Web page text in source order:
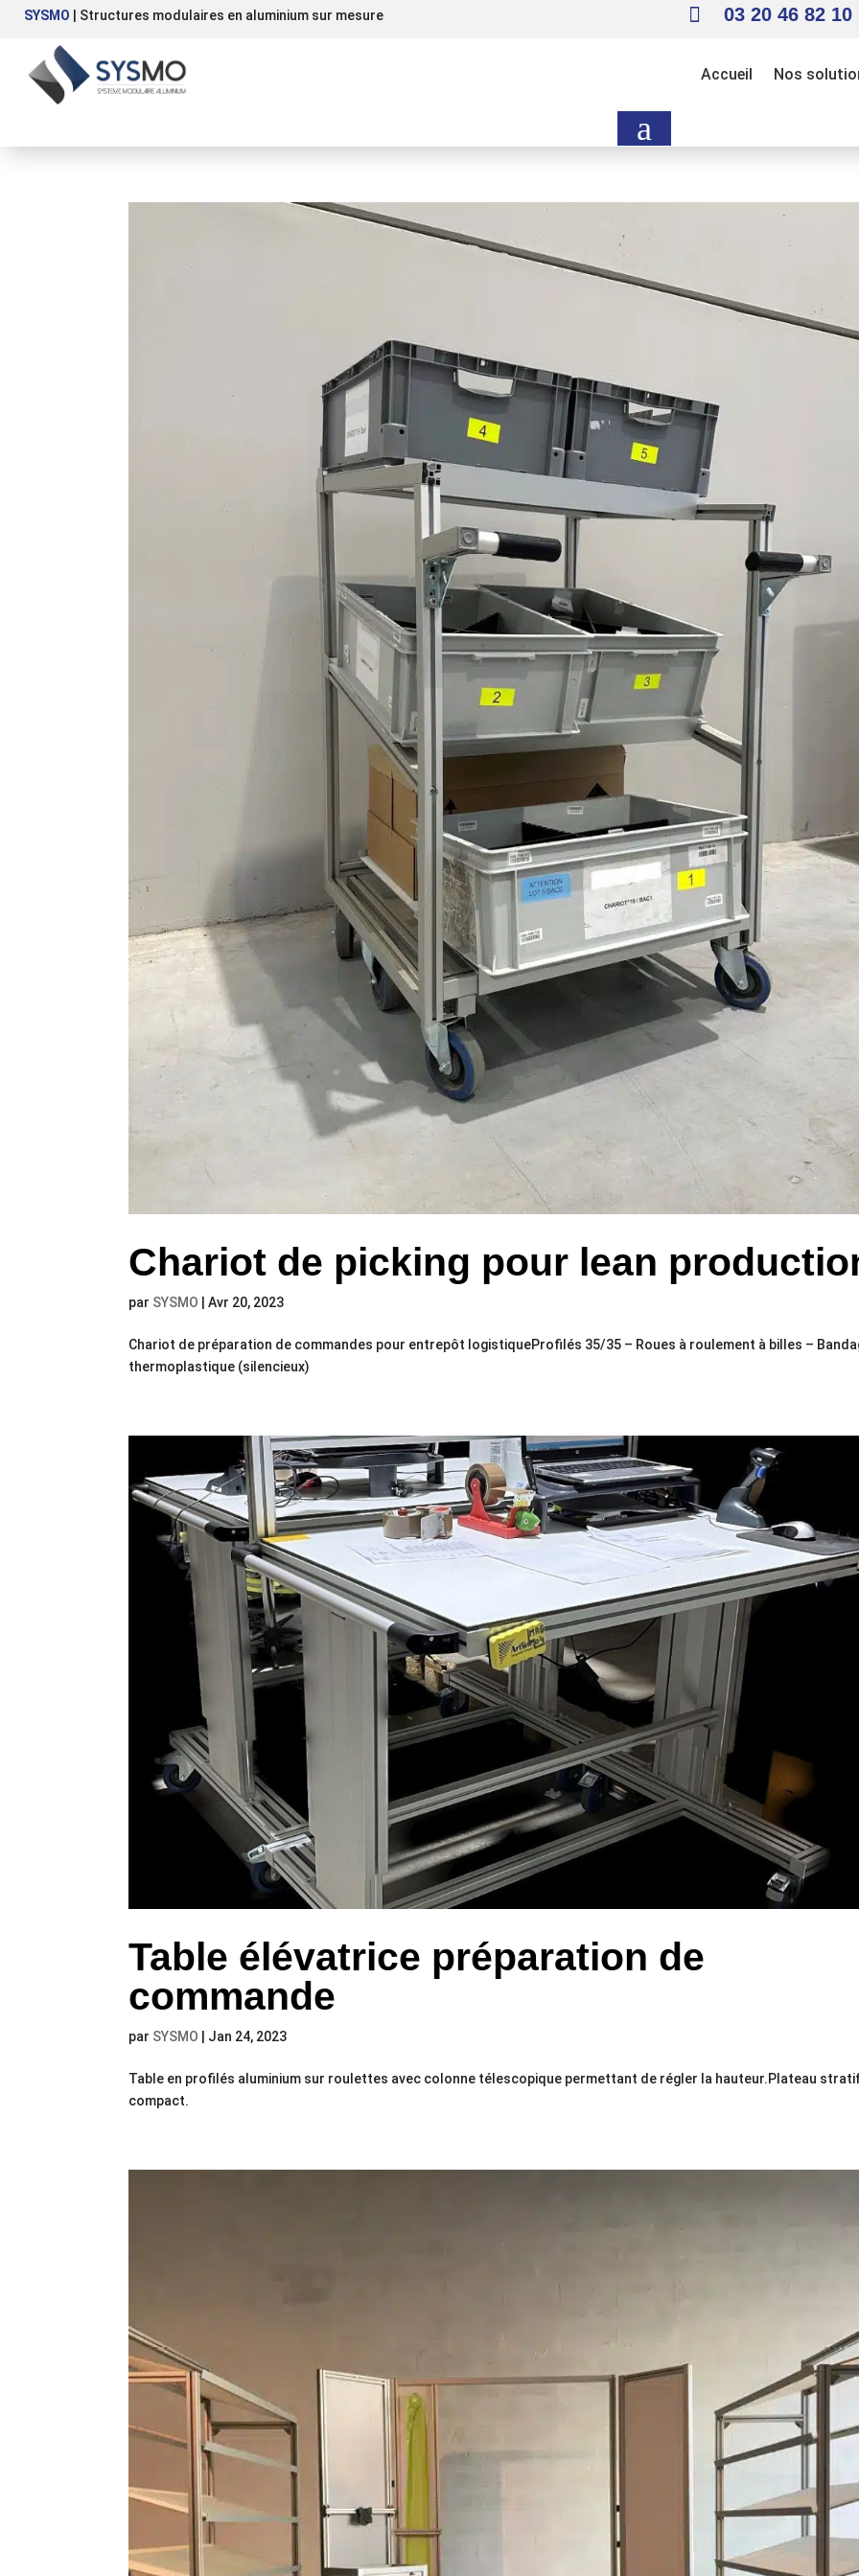
SYSMO | Structures modulaires en aluminium sur mesure  03 20 46 82 10
Accueil Nos
a
Chariot de picking pour lean
par SYSMO |Avr 20, 2023
Chariot de préparation de commandes pour entrepôt logistiqueProfilés 35/35 – Roues à roulement à billes –
thermoplastique (silencieux)
Table élévatrice préparation de
commande
par SYSMO Jan 24, 2023
Table en profilés aluminium sur roulettes avec colonne télescopique permettant de régler la hauteur.Plateau
compact.